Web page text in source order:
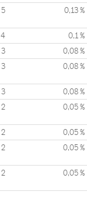
5 0,13 %
4 0,1 %
3 0,08 %
3 0,08 %
3 0,08 %
2 0,05 %
2 0,05 %
2 0,05 %
2 0,05 %